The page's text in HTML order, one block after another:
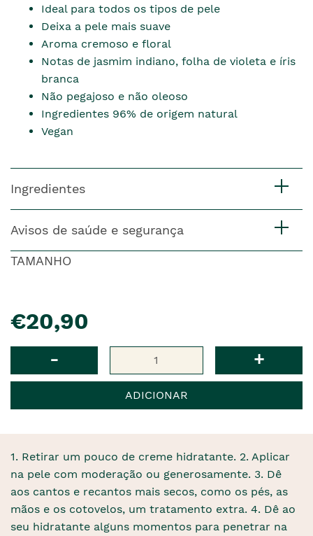
Ideal para todos os tipos de pele
Deixa a pele mais suave
Aroma cremoso e floral
Notas de jasmim indiano, folha de violeta e íris
branca
Não pegajoso e não oleoso
Ingredientes 96% de origem natural
Vegan
Ingredientes
Avisos de saúde e segurança
TAMANHO
€20,90
- +
ADICIONAR
1. Retirar um pouco de creme hidratante. 2. Aplicar
na pele com moderação ou generosamente. 3. Dê
aos cantos e recantos mais secos, como os pés, as
mãos e os cotovelos, um tratamento extra. 4. Dê ao
seu hidratante alguns momentos para penetrar na